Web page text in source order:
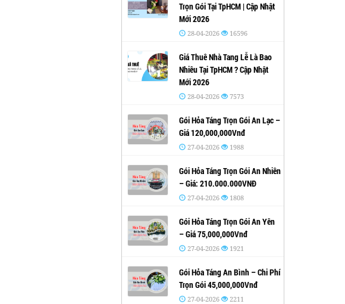
Trọn Gói Tại TpHCM | Cập Nhật
Mới 2026
28-04-2026 16596
Giá Thuê Nhà Tang Lễ Là Bao
Nhiêu Tại TpHCM ? Cập Nhật
Mới 2026
28-04-2026 7573
Gói Hỏa Táng Trọn Gói An Lạc –
Giá 120,000,000Vnđ
27-04-2026 1988
Gói Hỏa Táng Trọn Gói An Nhiên
– Giá: 210.000.000VNĐ
27-04-2026 1808
Gói Hỏa Táng Trọn Gói An Yên
– Giá 75,000,000Vnđ
27-04-2026 1921
Gói Hỏa Táng An Bình – Chi Phí
Trọn Gói 45,000,000Vnđ
27-04-2026 2211